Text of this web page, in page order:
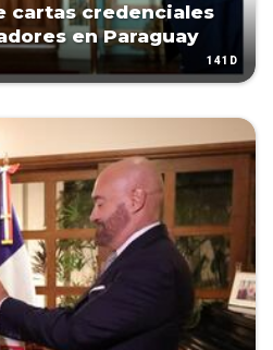
cartas credenciales
en Paraguay
141D